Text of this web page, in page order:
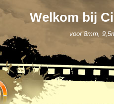
Welkom bij
voor 8mm,